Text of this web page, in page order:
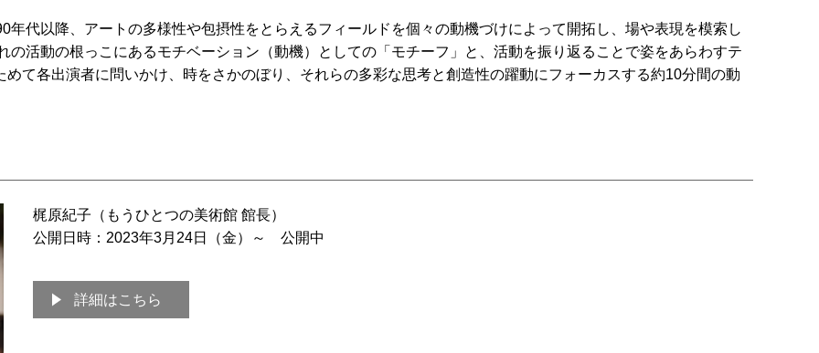
代以降、アートの多様性や包摂性をとらえるフィールドを個々の動機づけによって開拓し、場や表現を模索し
活動の根っこにあるモチベーション（動機）としての「モチーフ」と、活動を振り返ることで姿をあらわすテ
て各出演者に問いかけ、時をさかのぼり、それらの多彩な思考と創造性の躍動にフォーカスする約10分間の動
梶原紀子（もうひとつの美術館 館長）
公開日時：2023年3月24日（金）～ 公開中
詳細はこちら